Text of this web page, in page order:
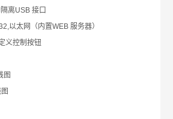
离USB 接口
以太网（内置WEB 服务器）
义控制按钮
图